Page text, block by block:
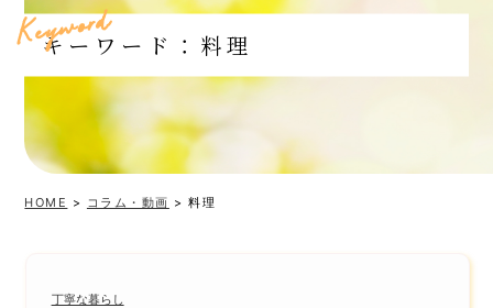
Keyword
キーワード：料理
HOME > コラム・動画 >料理
丁寧な暮らし